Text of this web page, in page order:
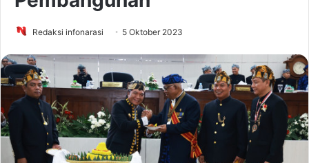
Redaksi infonarasi 5 Oktober 2023